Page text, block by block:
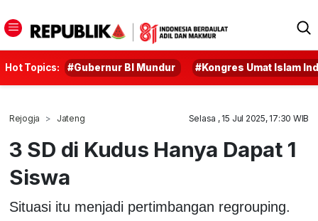
Hot Topics: #Gubernur BI Mundur #Kongres Umat Islam
Rejogja Jateng Selasa , 15 Jul 2025, 17:30 WIB
3 SD di Kudus Hanya Dapat 1
Siswa
Situasi itu menjadi pertimbangan regrouping.